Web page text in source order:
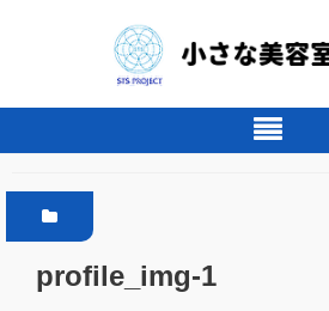
profile_img-1